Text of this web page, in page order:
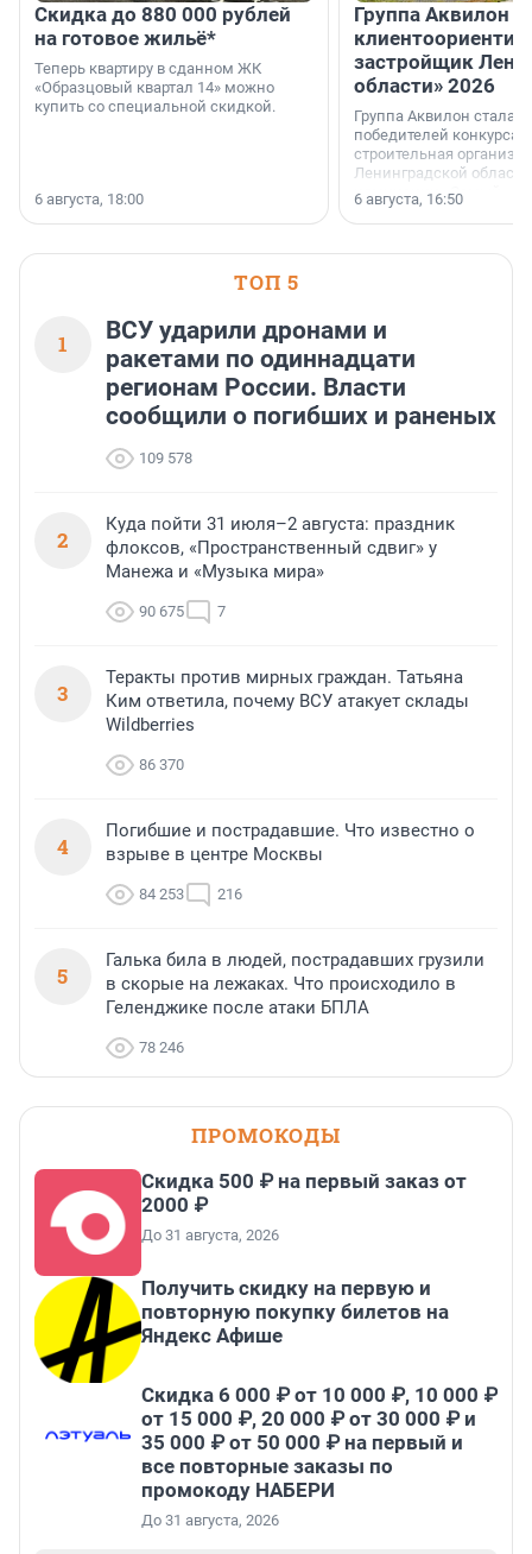
Скидка до 880 000 рублей
на готовое жильё*
Теперь квартиру в сданном ЖК
«Образцовый квартал 14» можно
купить со специальной скидкой.
6 августа, 18:00
Группа Аквилон
застройщик
области» 2026
Группа Аквилон стала
победителей конкурса
строительная
Ленинградской области
номинации «Самый
застройщик
6 августа, 16:50
ТОП 5
1
ВСУ ударили дронами и
ракетами по одиннадцати
регионам России. Власти
сообщили о погибших и раненых
109 578
2
Куда пойти 31 июля–2 августа: праздник
флоксов, «Пространственный сдвиг» у
Манежа и «Музыка мира»
90 675 7
3
Теракты против мирных граждан. Татьяна
Ким ответила, почему ВСУ атакует склады
Wildberries
86 370
4
Погибшие и пострадавшие. Что известно о
взрыве в центре Москвы
84 253 216
5
Галька била в людей, пострадавших грузили
в скорые на лежаках. Что происходило в
Геленджике после атаки БПЛА
78 246
ПРОМОКОДЫ
Скидка 500 ₽ на первый заказ от
2000 ₽
До 31 августа, 2026
Получить скидку на первую и
повторную покупку билетов на
Яндекс Афише
Скидка 6 000 ₽ от 10 000 ₽, 10 000 ₽
от 15 000 ₽, 20 000 ₽ от 30 000 ₽ и
35 000 ₽ от 50 000 ₽ на первый и
все повторные заказы по
промокоду НАБЕРИ
До 31 августа, 2026